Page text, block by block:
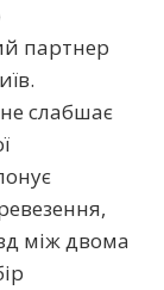
партнер
слабшає
між двома